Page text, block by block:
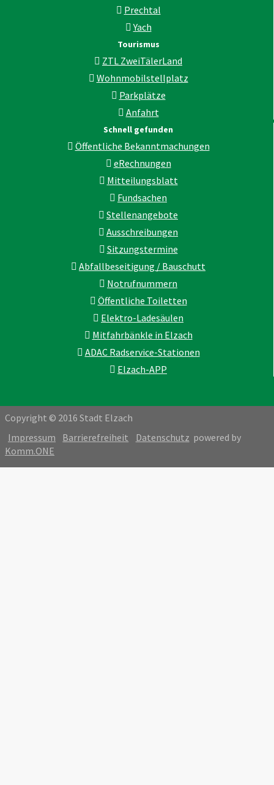
Prechtal
Yach
Tourismus
ZTL ZweiTälerLand
Wohnmobilstellplatz
Parkplätze
Anfahrt
Schnell gefunden
Öffentliche Bekanntmachungen
eRechnungen
Mitteilungsblatt
Fundsachen
Stellenangebote
Ausschreibungen
Sitzungstermine
Abfallbeseitigung / Bauschutt
Notrufnummern
Öffentliche Toiletten
Elektro-Ladesäulen
Mitfahrbänkle in Elzach
ADAC Radservice-Stationen
Elzach-APP
Copyright © 2016 Stadt Elzach
Impressum
Barrierefreiheit Datenschutz powered by
Komm.ONE